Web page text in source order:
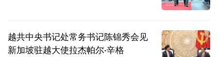
越共中央书记处常务书记陈锦秀会见
新加坡驻越大使拉杰帕尔·辛格